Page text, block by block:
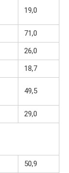
19,0
71,0
26,0
18,7
49,5
29,0
50,9